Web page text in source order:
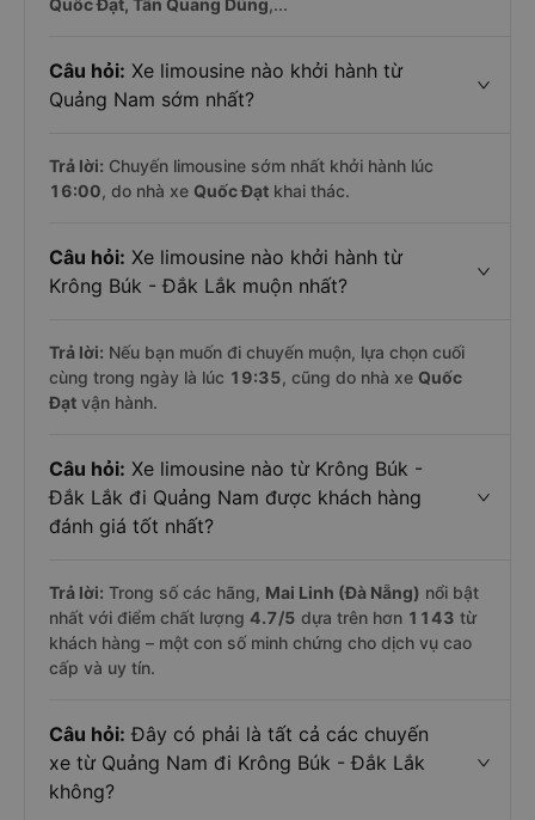
Quốc Đạt, Tân Quang Dũng,...
Câu hỏi: Xe limousine nào khởi hành từ
Quảng Nam sớm nhất?
Trả lời: Chuyến limousine sớm nhất khởi hành lúc
16:00, do nhà xe Quốc Đạt khai thác.
Câu hỏi: Xe limousine nào khởi hành từ
Krông Búk - Đắk Lắk muộn nhất?
Trả lời: Nếu bạn muốn đi chuyến muộn, lựa chọn cuối
cùng trong ngày là lúc 19:35, cũng do nhà xe Quốc
Đạt vận hành.
Câu hỏi: Xe limousine nào từ Krông Búk -
Đắk Lắk đi Quảng Nam được khách hàng
đánh giá tốt nhất?
Trả lời: Trong số các hãng, Mai Linh (Đà Nẵng) nổi bật
nhất với điểm chất lượng 4.7/5 dựa trên hơn 1143 từ
khách hàng – một con số minh chứng cho dịch vụ cao
cấp và uy tín.
Câu hỏi: Đây có phải là tất cả các chuyến
xe từ Quảng Nam đi Krông Búk - Đắk Lắk
không?